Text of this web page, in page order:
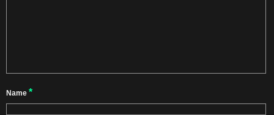
Name *